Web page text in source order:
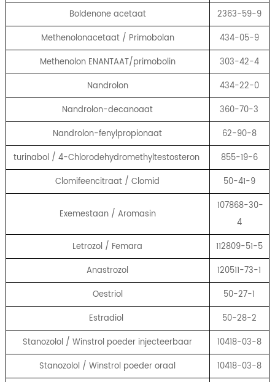
Boldenone acetaat
2363-59-9
Methenolonacetaat / Primobolan
434-05-9
Methenolon ENANTAAT/primobolin
303-42-4
Nandrolon
434-22-0
Nandrolon-decanoaat
360-70-3
Nandrolon-fenylpropionaat
62-90-8
turinabol / 4-Chlorodehydromethyltestosteron
855-19-6
Clomifeencitraat / Clomid
50-41-9
Exemestaan ​​/ Aromasin
107868-30-
4
Letrozol / Femara
112809-51-5
Anastrozol
120511-73-1
Oestriol
50-27-1
Estradiol
50-28-2
Stanozolol / Winstrol poeder injecteerbaar
10418-03-8
Stanozolol / Winstrol poeder oraal
10418-03-8